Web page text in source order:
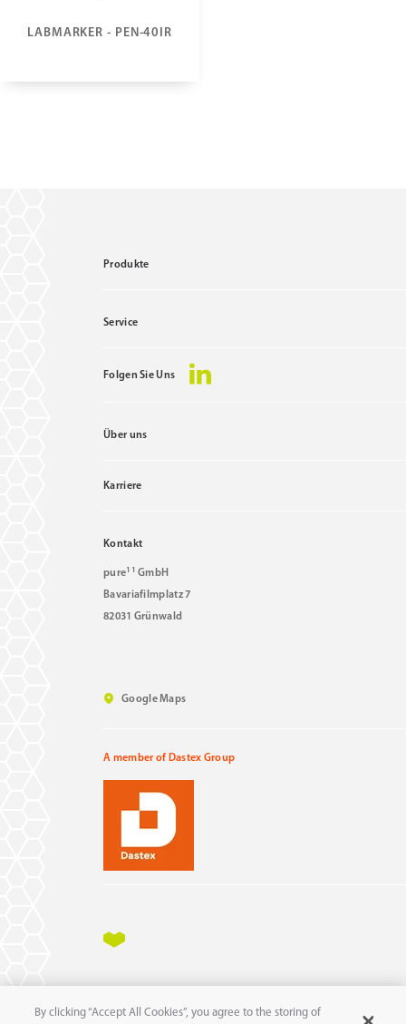
LABMARKER - PEN-40IR
Produkte
Service
Folgen Sie Uns
Über uns
Karriere
Kontakt
pure11 GmbH
Bavariafilmplatz 7
82031 Grünwald
Google Maps
A member of Dastex Group
Impressum Datenschutz AEB
By clicking “Accept All Cookies”, you agree to the storing of